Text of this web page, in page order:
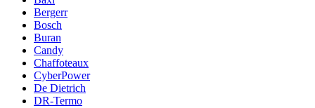
Bergerr
Bosch
Buran
Candy
Chaffoteaux
CyberPower
De Dietrich
DR-Termo